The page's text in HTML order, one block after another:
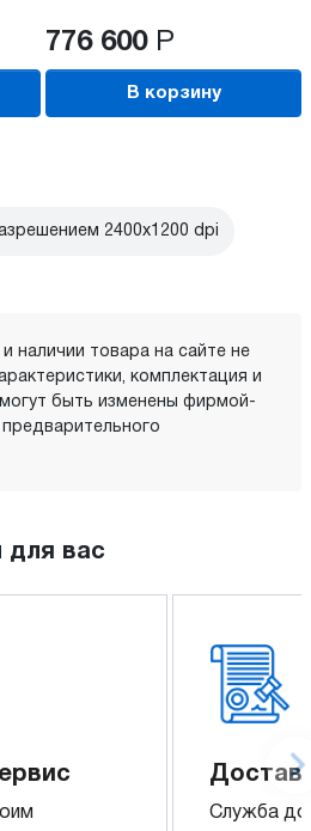
776 600 Р
В корзину
2400x1200 dpi
наличии товара на сайте не
комплектация и
быть изменены фирмой-
для вас
Служба